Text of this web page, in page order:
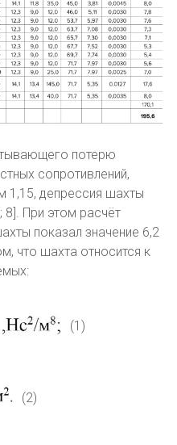
потерю
сопротивлений,
1,15, депрессия шахты
8]. При этом расчёт
показал значение 6,2
что шахта относится к
(1)
(2)